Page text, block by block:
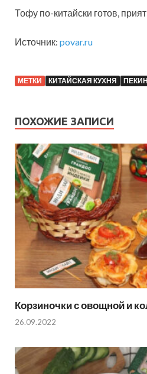
Тофу по-китайски готов,
Источник: povar.ru
МЕТКИ КИТАЙСКАЯ КУХНЯ
ПОХОЖИЕ ЗАПИСИ
Корзиночки с овощной и
26.09.2022